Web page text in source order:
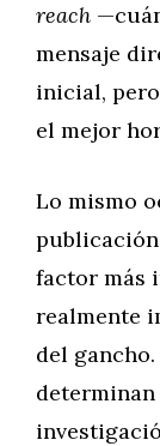
reach
mensaje
inicial,
el mejor
Lo mismo
factor más
realmente
del